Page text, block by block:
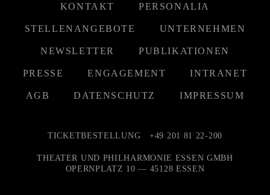
KONTAKT PERSONALIA
STELLENANGEBOTE UNTERNEHMEN
NEWSLETTER PUBLIKATIONEN
PRESSE ENGAGEMENT INTRANET
AGB DATENSCHUTZ IMPRESSUM
TICKETBESTELLUNG +49 201 81 22-200
THEATER UND PHILHARMONIE ESSEN GMBH
OPERNPLATZ 10 — 45128 ESSEN